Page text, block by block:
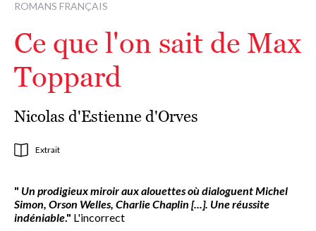
ROMANS FRANÇAIS
Ce que l'on sait de Max
Toppard
Nicolas d'Estienne d'Orves
Extrait
" Un prodigieux miroir aux alouettes où dialoguent Michel
Simon, Orson Welles, Charlie Chaplin [...]. Une réussite
indéniable." L'incorrect